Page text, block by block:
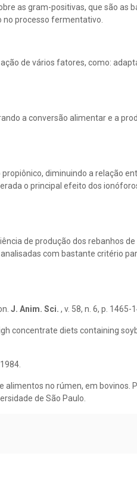
as gram-positivas, que são as
processo fermentativo.
de vários fatores, como:
a conversão alimentar e a
diminuindo a relação
o principal efeito dos
de produção dos rebanhos de
com bastante critério
J. Anim. Sci., v. 58, n. 6, p. 1465-
concentrate diets containing
alimentos no rúmen, em bovinos.
de São Paulo.